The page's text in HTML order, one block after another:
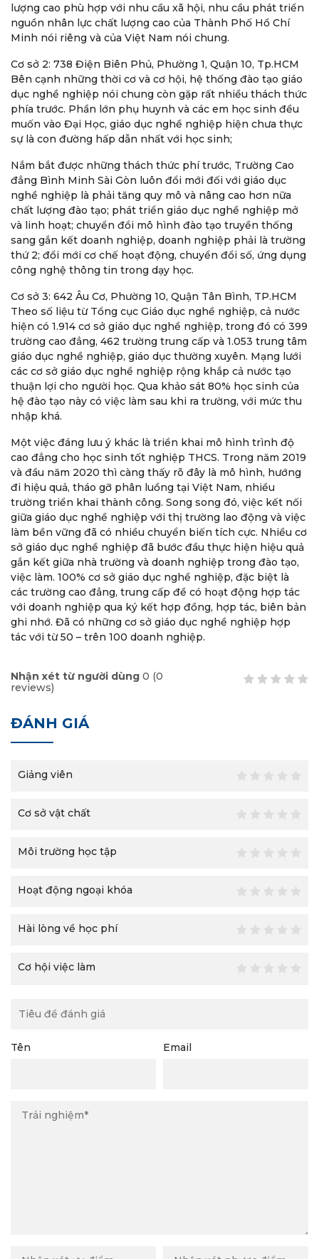
lượng cao phù hợp với nhu cầu xã hội, nhu cầu phát triển
nguồn nhân lực chất lượng cao của Thành Phố Hồ Chí
Minh nói riêng và của Việt Nam nói chung.
Cơ sở 2: 738 Điện Biên Phủ, Phường 1, Quận 10, Tp.HCM
Bên cạnh những thời cơ và cơ hội, hệ thống đào tạo giáo
dục nghề nghiệp nói chung còn gặp rất nhiều thách thức
phía trước. Phần lớn phụ huynh và các em học sinh đều
muốn vào Đại Học, giáo dục nghề nghiệp hiện chưa thực
sự là con đường hấp dẫn nhất với học sinh;
Nắm bắt được những thách thức phí trước, Trường Cao
đẳng Bình Minh Sài Gòn luôn đổi mới đối với giáo dục
nghề nghiệp là phải tăng quy mô và nâng cao hơn nữa
chất lượng đào tạo; phát triển giáo dục nghề nghiệp mở
và linh hoạt; chuyển đổi mô hình đào tạo truyền thống
sang gắn kết doanh nghiệp, doanh nghiệp phải là trường
thứ 2; đổi mới cơ chế hoạt động, chuyển đổi số, ứng dụng
công nghệ thông tin trong dạy học.
Cơ sở 3: 642 Âu Cơ, Phường 10, Quận Tân Bình, TP.HCM
Theo số liệu từ Tổng cục Giáo dục nghề nghiệp, cả nước
hiện có 1.914 cơ sở giáo dục nghề nghiệp, trong đó có 399
trường cao đẳng, 462 trường trung cấp và 1.053 trung tâm
giáo dục nghề nghiệp, giáo dục thường xuyên. Mạng lưới
các cơ sở giáo dục nghề nghiệp rộng khắp cả nước tạo
thuận lợi cho người học. Qua khảo sát 80% học sinh của
hệ đào tạo này có việc làm sau khi ra trường, với mức thu
nhập khá.
Một việc đáng lưu ý khác là triển khai mô hình trình độ
cao đẳng cho học sinh tốt nghiệp THCS. Trong năm 2019
và đầu năm 2020 thì càng thấy rõ đây là mô hình, hướng
đi hiệu quả, tháo gỡ phân luồng tại Việt Nam, nhiều
trường triển khai thành công. Song song đó, việc kết nối
giữa giáo dục nghề nghiệp với thị trường lao động và việc
làm bền vững đã có nhiều chuyển biến tích cực. Nhiều cơ
sở giáo dục nghề nghiệp đã bước đầu thực hiện hiệu quả
gắn kết giữa nhà trường và doanh nghiệp trong đào tạo,
việc làm. 100% cơ sở giáo dục nghề nghiệp, đặc biệt là
các trường cao đẳng, trung cấp đề có hoạt động hợp tác
với doanh nghiệp qua ký kết hợp đồng, hợp tác, biên bản
ghi nhớ. Đã có những cơ sở giáo dục nghề nghiệp hợp
tác với từ 50 – trên 100 doanh nghiệp.
Nhận xét từ người dùng 0 (0
reviews)
ĐÁNH GIÁ
Giảng viên
Cơ sở vật chất
Môi trường học tập
Hoạt động ngoại khóa
Hài lòng về học phí
Cơ hội việc làm
Tên Email